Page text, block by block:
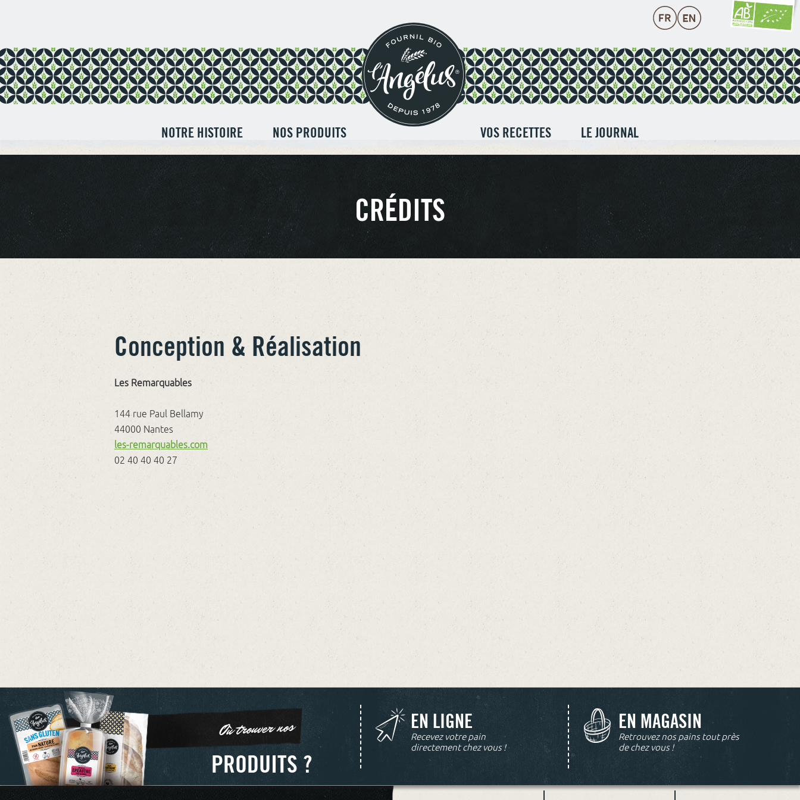
NOTRE HISTOIRE NOS PRODUITS VOS RECETTES LE JOURNAL
CRÉDITS
Conception & Réalisation
Les Remarquables
144 rue Paul Bellamy
44000 Nantes
les-remarquables.com
02 40 40 40 27
Où trouver nos
PRODUITS ?
EN LIGNE
Recevez votre pain
directement chez vous !
EN MAGASIN
Retrouvez nos pains tout près
de chez vous !